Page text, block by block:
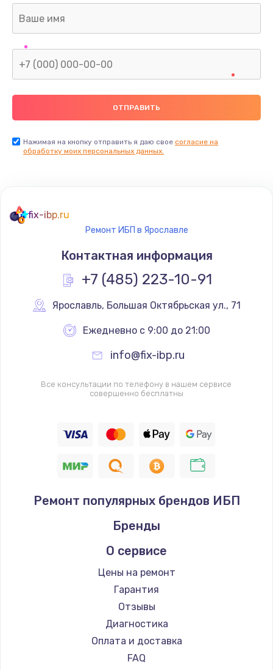
Нажимая на кнопку отправить я даю свое согласие на
обработку моих персональных данных.
fix-ibp.ru
Ремонт ИБП в Ярославле
Контактная информация
+7 (485) 223-10-91
Ярославль, Большая Октябрьская ул., 71
Ежедневно с 9:00 до 21:00
info@fix-ibp.ru
Все консультации по телефону в нашем сервисе
совершенно бесплатны
Ремонт популярных брендов ИБП
Бренды
О сервисе
Цены на ремонт
Гарантия
Отзывы
Диагностика
Оплата и доставка
FAQ